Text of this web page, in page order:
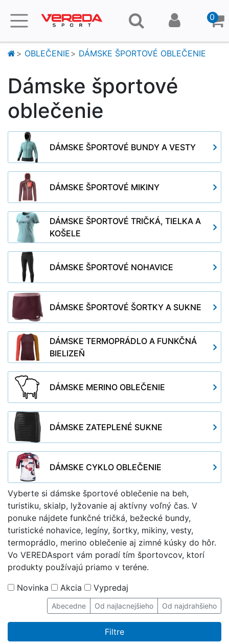
0
OBLEČENIE DÁMSKE ŠPORTOVÉ OBLEČENIE
Dámske športové
oblečenie
DÁMSKE ŠPORTOVÉ BUNDY A VESTY
DÁMSKE ŠPORTOVÉ MIKINY
DÁMSKE ŠPORTOVÉ TRIČKÁ, TIELKA A
KOŠELE
DÁMSKE ŠPORTOVÉ NOHAVICE
DÁMSKE ŠPORTOVÉ ŠORTKY A SUKNE
DÁMSKE TERMOPRÁDLO A FUNKČNÁ
BIELIZEŇ
DÁMSKE MERINO OBLEČENIE
DÁMSKE ZATEPLENÉ SUKNE
DÁMSKE CYKLO OBLEČENIE
Vyberte si dámske športové oblečenie na beh,
turistiku, skialp, lyžovanie aj aktívny voľný čas. V
ponuke nájdete funkčné tričká, bežecké bundy,
turistické nohavice, legíny, šortky, mikiny, vesty,
termoprádlo, merino oblečenie aj zimné kúsky do hôr.
Vo VEREDAsport vám poradí tím športovcov, ktorí
produkty používajú priamo v teréne.
Novinka
Akcia Vypredaj
Abecedne Od najlacnejšieho Od najdrahšieho
Filtre